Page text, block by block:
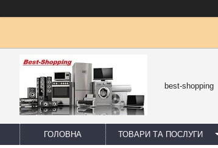
best-shopping
ГОЛОВНА ТОВАРИ ТА ПОСЛУГИ